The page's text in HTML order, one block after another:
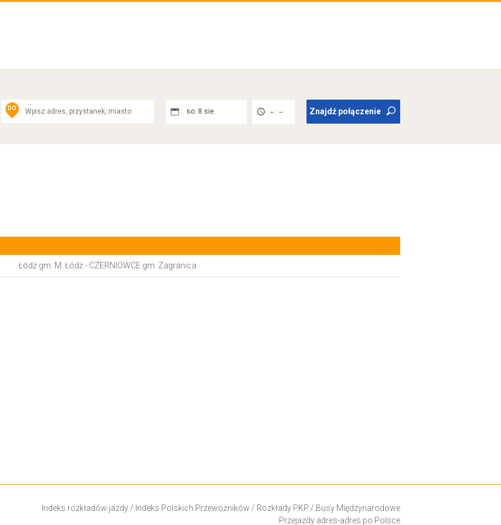
DO so. 8 sie. -- : -- Znajdź połączenie
Łódź gm. M. Łódź - CZERNIOWCE gm. Zagranica
Indeks rozkładów jazdy/ Indeks Polskich Przewoźników / Rozkłady PKP / Busy Międzynarodowe
Przejazdy adres-adres po Polsce